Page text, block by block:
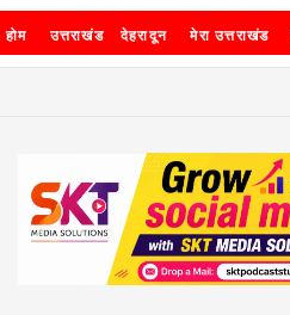
होम उत्तराखंड देहरादून मेरा उत्तराखंड